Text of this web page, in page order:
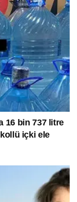
16 bin 737 litre
içki ele